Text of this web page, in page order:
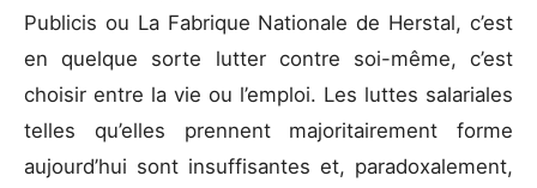
Publicis ou La Fabrique Nationale de Herstal, c’est
en quelque sorte lutter contre soi-même, c’est
choisir entre la vie ou l’emploi. Les luttes salariales
telles qu’elles prennent majoritairement forme
aujourd’hui sont insuffisantes et, paradoxalement,